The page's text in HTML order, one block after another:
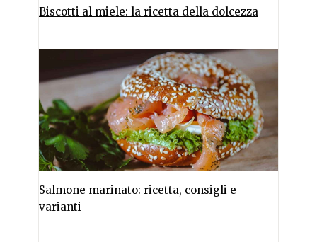
Biscotti al miele: la ricetta della dolcezza
Salmone marinato: ricetta, consigli e
varianti